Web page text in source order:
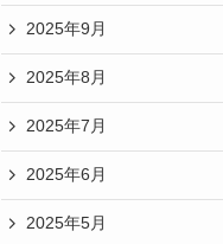
2025年9月
2025年8月
2025年7月
2025年6月
2025年5月